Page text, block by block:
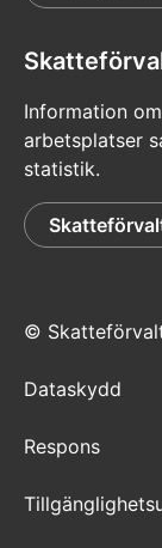
Information
arbetsplatser
statistik.
©
Dataskydd
Respons